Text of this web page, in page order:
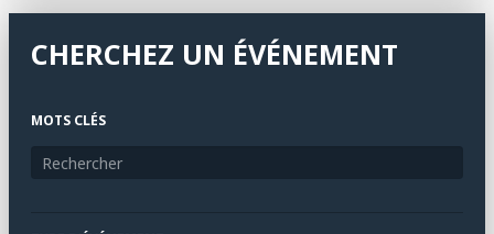
CHERCHEZ UN ÉVÉNEMENT
MOTS CLÉS